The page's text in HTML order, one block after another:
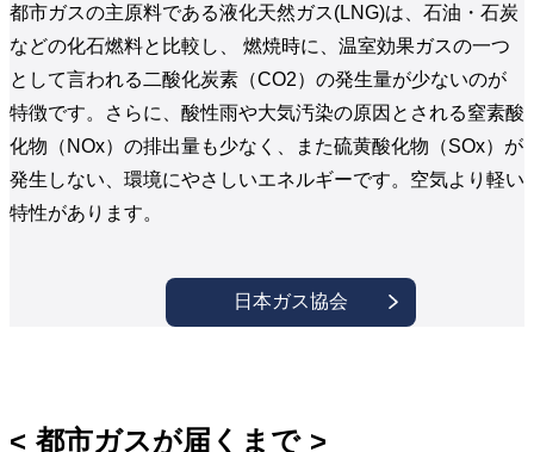
都市ガスの主原料である液化天然ガス(LNG)は、石油・石炭
などの化石燃料と比較し、 燃焼時に、温室効果ガスの一つ
として言われる二酸化炭素（CO2）の発生量が少ないのが
特徴です。さらに、酸性雨や大気汚染の原因とされる窒素酸
化物（NOx）の排出量も少なく、また硫黄酸化物（SOx）が
発生しない、環境にやさしいエネルギーです。空気より軽い
特性があります。
日本ガス協会
都市ガスが届くまで